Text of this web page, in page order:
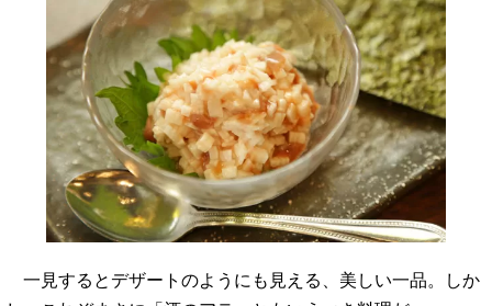
一見するとデザートのようにも見える、美しい一品。しか